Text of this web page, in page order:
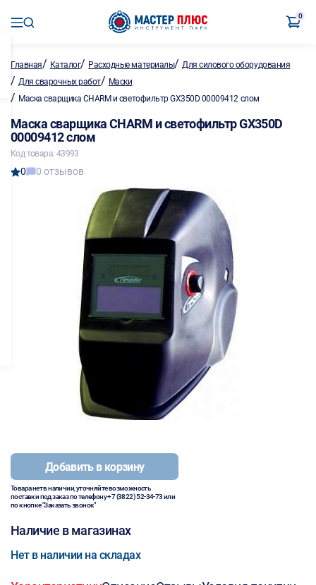
0
Главная/ Каталог/ Расходные материалы/Для силового оборудования
/ Для сварочных работ/ Маски
/ Маска сварщика CHARM и светофильтр GX350D 00009412 слом
Маска сварщика CHARM и светофильтр GX350D
00009412 слом
Код товара: 43993
0 0 отзывов
Добавить в корзину
Товара нет в наличии, уточняйте возможность
поставки под заказ по телефону+7 (3822) 52-34-73или
по кнопке "Заказать звонок"
Наличие в магазинах
Нет в наличии на складах